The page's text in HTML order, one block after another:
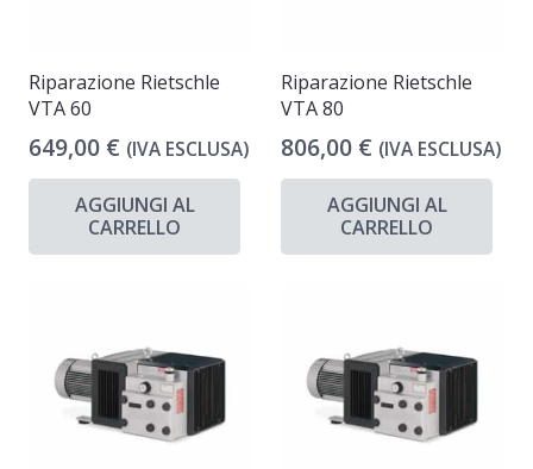
Riparazione Rietschle
VTA 60
649,00 € (IVA ESCLUSA)
AGGIUNGI AL
CARRELLO
Riparazione Rietschle
VTA 80
806,00 € (IVA ESCLUSA)
AGGIUNGI AL
CARRELLO